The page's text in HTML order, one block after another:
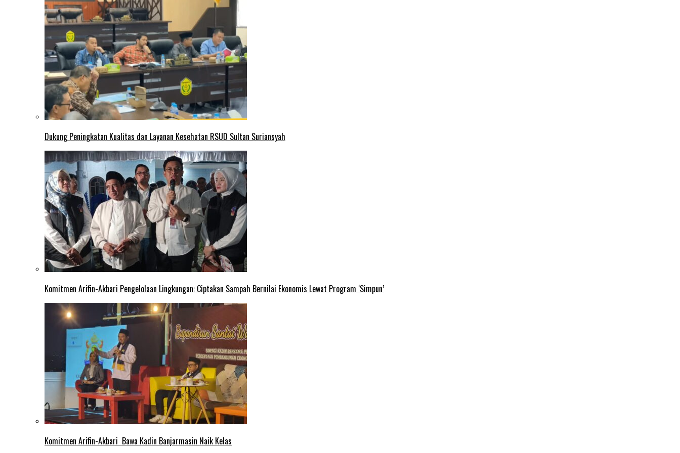
Dukung Peningkatan Kualitas dan Layanan Kesehatan RSUD Sultan Suriansyah
Komitmen Arifin-Akbari Pengelolaan Lingkungan: Ciptakan Sampah Bernilai Ekonomis Lewat Program ‘Simpun’
Komitmen Arifin-Akbari Bawa Kadin Banjarmasin Naik Kelas